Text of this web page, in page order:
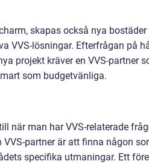
skapas också nya
VVS-lösningar. Efterfrågan på
projekt kräver en VVS-partner
som budgetvänliga.
när man har VVS-relaterade
partner är att finna någon
specifika utmaningar. Ett